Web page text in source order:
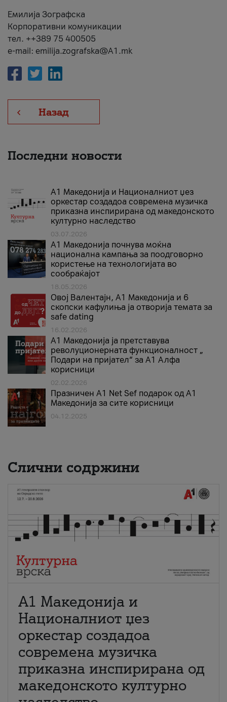
Емилија Зографска
Корпоративни комуникации
тел. ++389 75 400505
e-mail: emilija.zografska@A1.mk
Назад
Последни новости
А1 Македонија и Националниот џез
оркестар создадоа современа музичка
приказна инспирирана од македонското
културно наследство
03.07.2026
A1 Македонија почнува моќна
национална кампања за поодговорно
користење на технологијата во
сообраќајот
18.05.2026
Овој Валентајн, A1 Македонија и 6
скопски кафулиња ја отворија темата за
safe dating
16.02.2026
А1 Македонија ја претставува
револуционерната функционалност „
Подари на пријател“ за А1 Алфа
корисници
02.02.2026
Празничен A1 Net Sеf подарок од А1
Македонија за сите корисници
04.12.2025
Слични содржини
А1 Македонија и
Националниот џез
оркестар создадоа
современа музичка
приказна инспирирана од
македонското културно